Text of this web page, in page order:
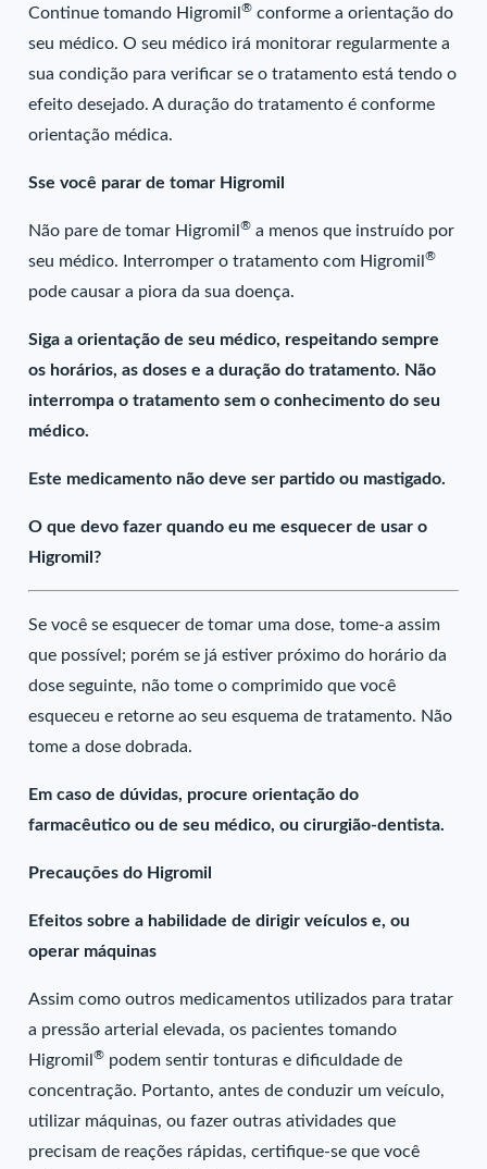
Continue tomando Higromil® conforme a orientação do
seu médico. O seu médico irá monitorar regularmente a
sua condição para verificar se o tratamento está tendo o
efeito desejado. A duração do tratamento é conforme
orientação médica.
Sse você parar de tomar Higromil
Não pare de tomar Higromil® a menos que instruído por
seu médico. Interromper o tratamento com Higromil®
pode causar a piora da sua doença.
Siga a orientação de seu médico, respeitando sempre
os horários, as doses e a duração do tratamento. Não
interrompa o tratamento sem o conhecimento do seu
médico.
Este medicamento não deve ser partido ou mastigado.
O que devo fazer quando eu me esquecer de usar o
Higromil?
Se você se esquecer de tomar uma dose, tome-a assim
que possível; porém se já estiver próximo do horário da
dose seguinte, não tome o comprimido que você
esqueceu e retorne ao seu esquema de tratamento. Não
tome a dose dobrada.
Em caso de dúvidas, procure orientação do
farmacêutico ou de seu médico, ou cirurgião-dentista.
Precauções do Higromil
Efeitos sobre a habilidade de dirigir veículos e, ou
operar máquinas
Assim como outros medicamentos utilizados para tratar
a pressão arterial elevada, os pacientes tomando
Higromil® podem sentir tonturas e dificuldade de
concentração. Portanto, antes de conduzir um veículo,
utilizar máquinas, ou fazer outras atividades que
precisam de reações rápidas, certifique-se que você